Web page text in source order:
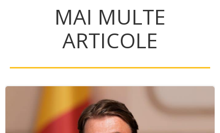
MAI MULTE
ARTICOLE